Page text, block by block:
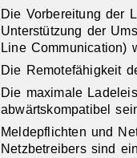
Die Vorbereitung der
Unterstützung der
Line Communication)
Die Remotefähigkeit
Die maximale
abwärtskompatibel
Meldepflichten und
Netzbetreibers sind